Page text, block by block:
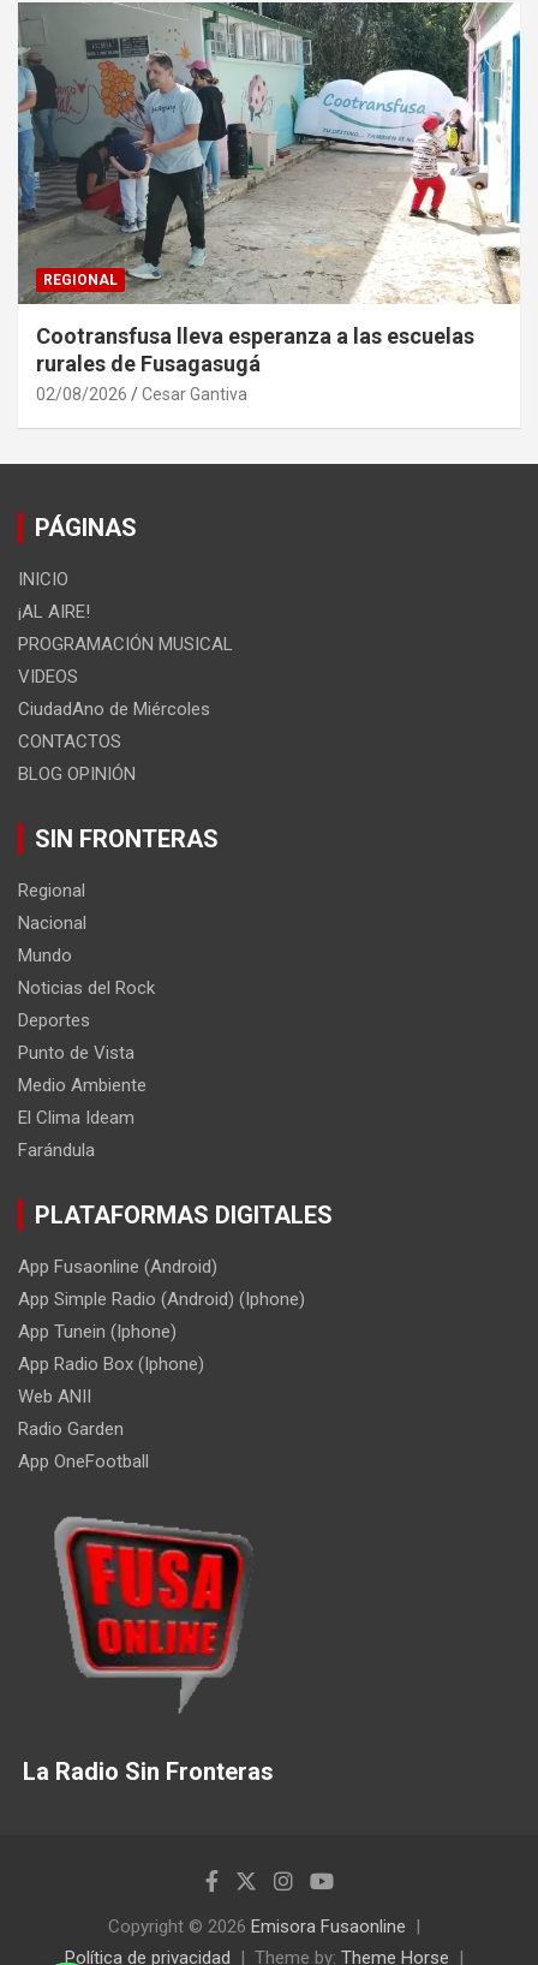
REGIONAL
Cootransfusa lleva esperanza a las escuelas
rurales de Fusagasugá
02/08/2026 Cesar Gantiva
PÁGINAS
INICIO
¡AL AIRE!
PROGRAMACIÓN MUSICAL
VIDEOS
CiudadAno de Miércoles
CONTACTOS
BLOG OPINIÓN
SIN FRONTERAS
Regional
Nacional
Mundo
Noticias del Rock
Deportes
Punto de Vista
Medio Ambiente
El Clima Ideam
Farándula
PLATAFORMAS DIGITALES
App Fusaonline (Android)
App Simple Radio (Android) (Iphone)
App Tunein (Iphone)
App Radio Box (Iphone)
Web ANII
Radio Garden
App OneFootball
La Radio Sin Fronteras
Copyright © 2026 Emisora Fusaonline
Política de privacidad
Theme by: Theme Horse